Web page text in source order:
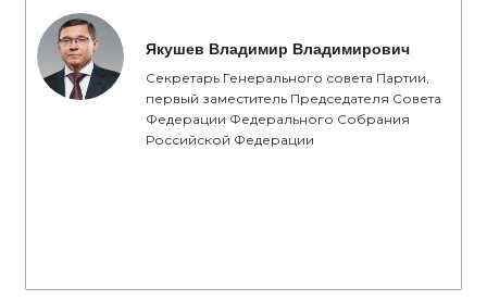
Якушев Владимир Владимирович
Секретарь Генерального совета Партии,
первый заместитель Председателя Совета
Федерации Федерального Собрания
Российской Федерации